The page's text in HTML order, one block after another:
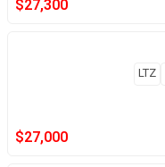
$27,300
LTZ
$27,000